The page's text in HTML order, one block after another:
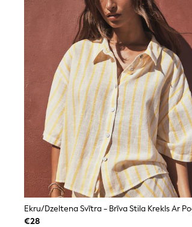
Polo Shirts
Shop all
Shoes
Coats & Jackets
Bags
Polo Shirts
Blue
Black
White
Grey
Green
Red
All Branded Schoolwear
adidas
Nike
Hype
Clarks
Start Rite
Smiggle
€28